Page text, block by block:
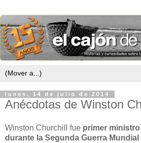
lunes, 14 de julio de 2014
Anécdotas de Winston
Winston Churchill fue primer
durante la Segunda Guerra Mundial